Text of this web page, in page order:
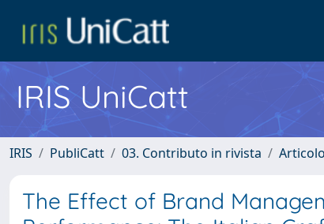
IRIS UniCatt
IRIS PubliCatt 03. Contributo in rivista
The Effect of Brand